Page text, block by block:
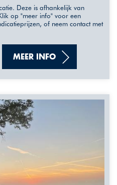
Deze is afhankelijk van
op "meer info" voor een
of neem contact met
MEER INFO